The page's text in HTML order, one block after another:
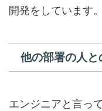
開発をしています。
他の部署の人
エンジニアと言っ